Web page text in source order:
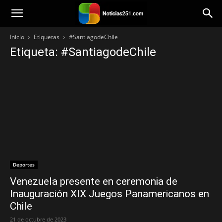
Noticias251
Inicio Etiquetas #SantiagodeChile
Etiqueta: #SantiagodeChile
Deportes
Venezuela presente en ceremonia de
Inauguración XIX Juegos Panamericanos en
Chile
21 de octubre de 2023